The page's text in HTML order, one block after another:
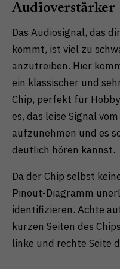
Audioverstärker
Das Audiosignal, das
kommt, ist viel zu
anzutreiben. Hier
ein klassischer und
Chip, perfekt für
es, das leise Signal vom
aufzunehmen und es
deutlich hören kannst.
Da der Chip selbst
Pinout-Diagramm
identifizieren. Achte
kurzen Seiten des
linke und rechte Seite